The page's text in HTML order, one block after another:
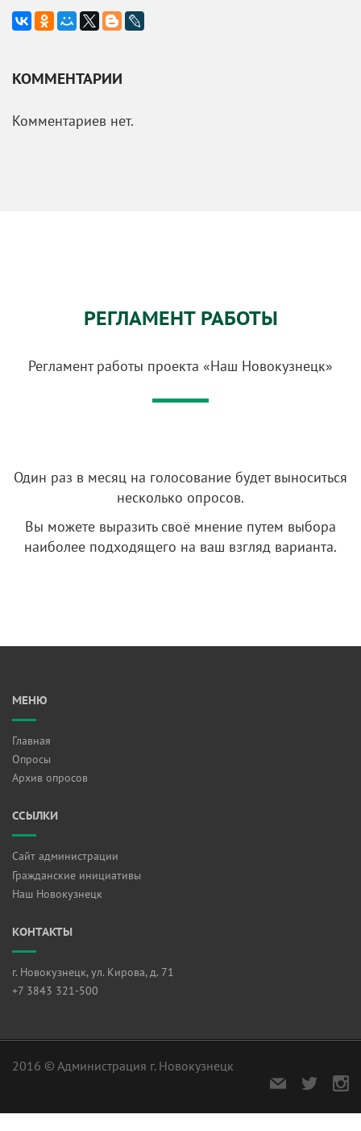
КОММЕНТАРИИ
Комментариев нет.
РЕГЛАМЕНТ РАБОТЫ
Регламент работы проекта «Наш Новокузнецк»
Один раз в месяц на голосование будет выноситься
несколько опросов.
Вы можете выразить своё мнение путем выбора
наиболее подходящего на ваш взгляд варианта.
МЕНЮ
Главная
Опросы
Архив опросов
ССЫЛКИ
Сайт администрации
Гражданские инициативы
Наш Новокузнецк
КОНТАКТЫ
г. Новокузнецк, ул. Кирова, д. 71
+7 3843 321-500
2016 © Администрация г. Новокузнецк